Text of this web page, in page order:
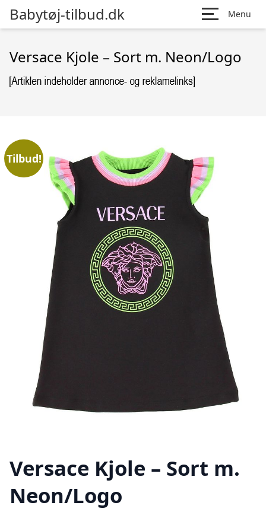
Babytøj-tilbud.dk Menu
Versace Kjole – Sort m. Neon/Logo
Tilbud!
Versace Kjole – Sort m.
Neon/Logo